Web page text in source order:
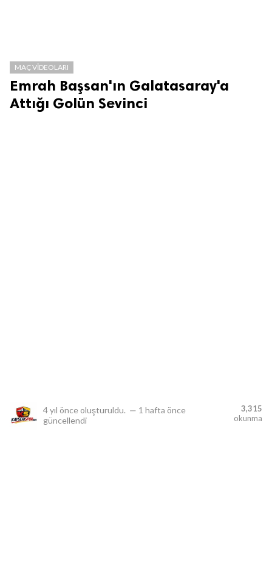
MAÇ VIDEOLARI
Emrah Başsan'ın Galatasaray'a
Attığı Golün Sevinci
4 yıl önce oluşturuldu. — 1 hafta önce
güncellendi
3,315
okunma